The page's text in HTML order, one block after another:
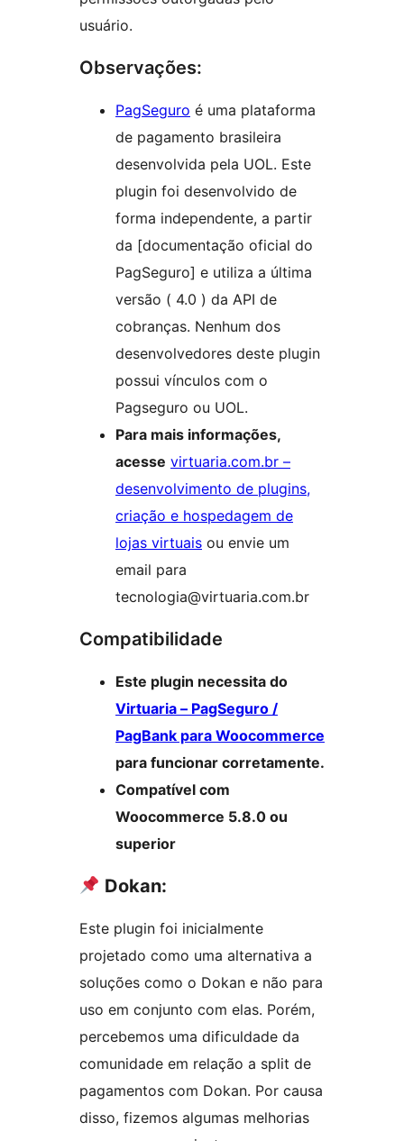
usuário.
Observações:
PagSeguro é uma plataforma
de pagamento brasileira
desenvolvida pela UOL. Este
plugin foi desenvolvido de
forma independente, a partir
da [documentação oficial do
PagSeguro] e utiliza a última
versão ( 4.0 ) da API de
cobranças. Nenhum dos
desenvolvedores deste plugin
possui vínculos com o
Pagseguro ou UOL.
Para mais informações,
acesse virtuaria.com.br –
desenvolvimento de plugins,
criação e hospedagem de
lojas virtuais ou envie um
email para
tecnologia@virtuaria.com.br
Compatibilidade
Este plugin necessita do
Virtuaria – PagSeguro /
PagBank para Woocommerce
para funcionar corretamente.
Compatível com
Woocommerce 5.8.0 ou
superior
Dokan:
Este plugin foi inicialmente
projetado como uma alternativa a
soluções como o Dokan e não para
uso em conjunto com elas. Porém,
percebemos uma dificuldade da
comunidade em relação a split de
pagamentos com Dokan. Por causa
disso, fizemos algumas melhorias